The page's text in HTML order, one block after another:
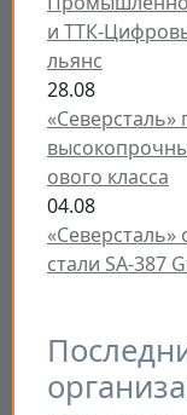
и ТТК-
льянс
28.08
«Северсталь»
ового класса
04.08
«Северсталь»
стали SA-387